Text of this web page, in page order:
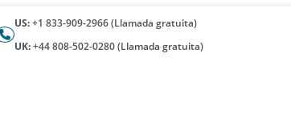
US:+1 833-909-2966 (Llamada gratuita)
UK:+44 808-502-0280 (Llamada gratuita)